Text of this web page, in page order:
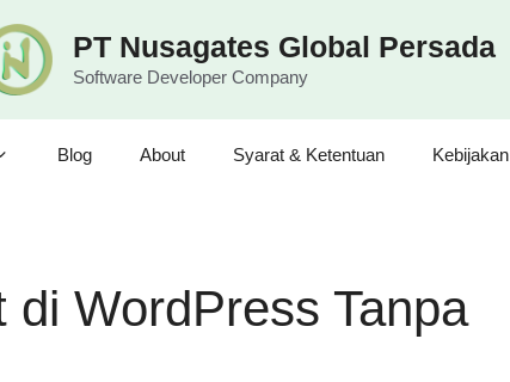
PT Nusagates Global Persada
Software Developer Company
Blog About Syarat & Ketentuan Kebijakan
WordPress Tanpa